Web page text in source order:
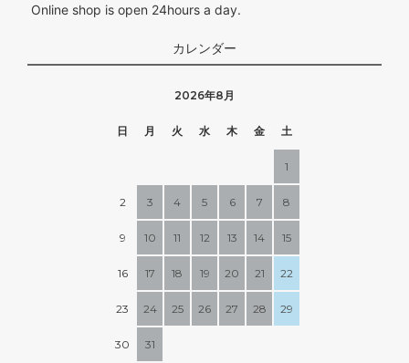
Online shop is open 24hours a day.
カレンダー
2026年8月
日 月 火 水 木 金 土
1
2 3 4 5 6 7 8
9 10 11 12 13 14 15
16 17 18 19 20 21 22
23 24 25 26 27 28 29
30 31